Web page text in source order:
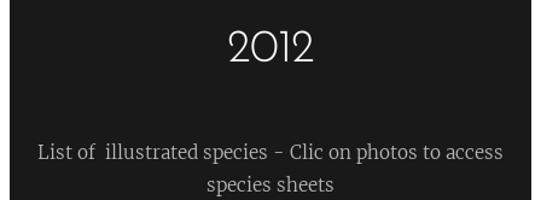
2012
List of illustrated species - Clic on photos to access
species sheets